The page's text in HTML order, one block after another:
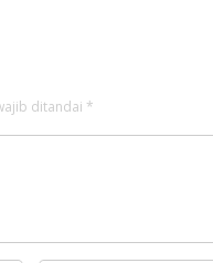
ditandai *